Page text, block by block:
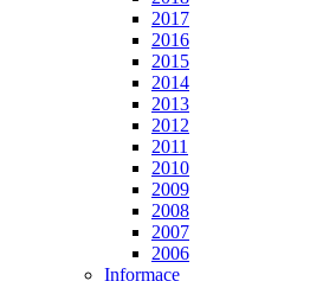
2017
2016
2015
2014
2013
2012
2011
2010
2009
2008
2007
2006
Informace